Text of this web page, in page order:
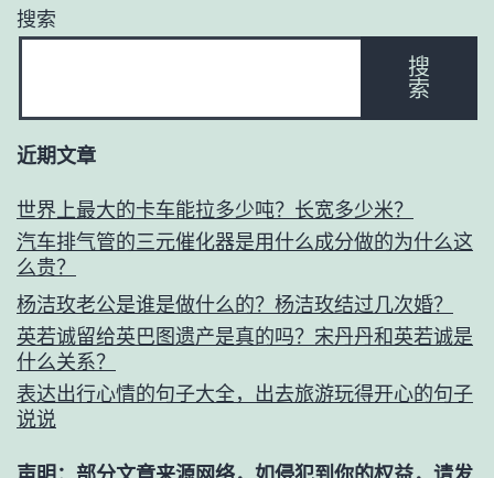
搜索
搜
索
近期文章
世界上最大的卡车能拉多少吨？长宽多少米？
汽车排气管的三元催化器是用什么成分做的为什么这
么贵？
杨洁玫老公是谁是做什么的？杨洁玫结过几次婚？
英若诚留给英巴图遗产是真的吗？宋丹丹和英若诚是
什么关系？
表达出行心情的句子大全，出去旅游玩得开心的句子
说说